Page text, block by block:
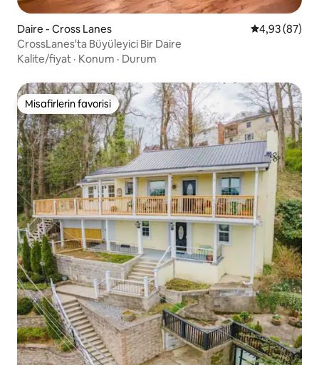
Daire - Cross Lanes 5 üzerinden
4,93 (87)
CrossLanes'ta Büyüleyici Bir Daire
Kalite/fiyat · Konum · Durum
Misafirlerin favorisi
Misafirlerin favorisi